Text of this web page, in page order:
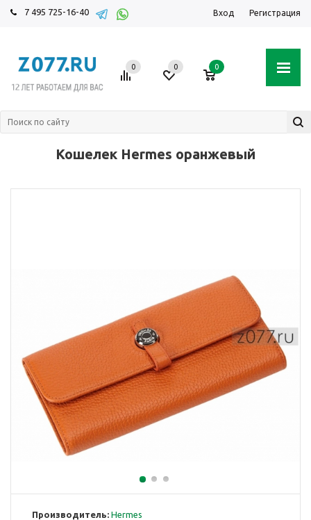
7 495 725-16-40 Вход Регистрация
0 0 0
Кошелек Hermes оранжевый
Производитель: Hermes